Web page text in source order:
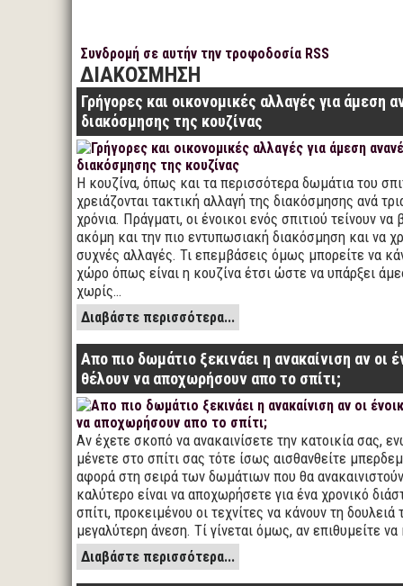
Συνδρομή σε αυτήν την τροφοδοσία RSS
ΔΙΑΚΟΣΜΗΣΗ
Γρήγορες και οικονομικές αλλαγές για άμεση
διακόσμησης της κουζίνας
Η κουζίνα, όπως και τα περισσότερα δωμάτια του
χρειάζονται τακτική αλλαγή της διακόσμησης ανά
χρόνια. Πράγματι, οι ένοικοι ενός σπιτιού τείνουν να
ακόμη και την πιο εντυπωσιακή διακόσμηση και να
συχνές αλλαγές. Τι επεμβάσεις όμως μπορείτε να
χώρο όπως είναι η κουζίνα έτσι ώστε να υπάρξει
χωρίς…
Διαβάστε περισσότερα...
Απο πιο δωμάτιο ξεκινάει η ανακαίνιση αν οι
θέλουν να αποχωρήσουν απο το σπίτι;
Αν έχετε σκοπό να ανακαινίσετε την κατοικία σας,
μένετε στο σπίτι σας τότε ίσως αισθανθείτε
αφορά στη σειρά των δωμάτιων που θα
καλύτερο είναι να αποχωρήσετε για ένα χρονικό
σπίτι, προκειμένου οι τεχνίτες να κάνουν τη δουλειά
μεγαλύτερη άνεση. Τί γίνεται όμως, αν επιθυμείτε
Διαβάστε περισσότερα...